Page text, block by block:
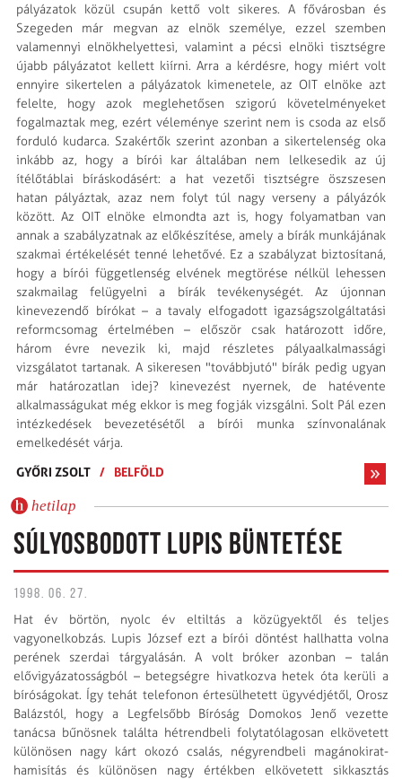
pályázatok közül csupán kettő volt sikeres. A fővárosban és
Szegeden már megvan az elnök személye, ezzel szemben
valamennyi elnökhelyettesi, valamint a pécsi elnöki tisztségre
újabb pályázatot kellett kiírni. Arra a kérdésre, hogy miért volt
ennyire sikertelen a pályázatok kimenetele, az OIT elnöke azt
felelte, hogy azok meglehetősen szigorú követelményeket
fogalmaztak meg, ezért véleménye szerint nem is csoda az első
forduló kudarca. Szakértők szerint azonban a sikertelenség oka
inkább az, hogy a bírói kar általában nem lelkesedik az új
ítélőtáblai bíráskodásért: a hat vezetői tisztségre öszszesen
hatan pályáztak, azaz nem folyt túl nagy verseny a pályázók
között. Az OIT elnöke elmondta azt is, hogy folyamatban van
annak a szabályzatnak az előkészítése, amely a bírák munkájának
szakmai értékelését tenné lehetővé. Ez a szabályzat biztosítaná,
hogy a bírói függetlenség elvének megtörése nélkül lehessen
szakmailag felügyelni a bírák tevékenységét. Az újonnan
kinevezendő bírókat – a tavaly elfogadott igazságszolgáltatási
reformcsomag értelmében – először csak határozott időre,
három évre nevezik ki, majd részletes pályaalkalmassági
vizsgálatot tartanak. A sikeresen "továbbjutó" bírák pedig ugyan
már határozatlan idej? kinevezést nyernek, de hatévente
alkalmasságukat még ekkor is meg fogják vizsgálni. Solt Pál ezen
intézkedések bevezetésétől a bírói munka színvonalának
emelkedését várja.
GYŐRI ZSOLT / BELFÖLD
hetilap
SÚLYOSBODOTT LUPIS BÜNTETÉSE
1998. 06. 27.
Hat év börtön, nyolc év eltiltás a közügyektől és teljes
vagyonelkobzás. Lupis József ezt a bírói döntést hallhatta volna
perének szerdai tárgyalásán. A volt bróker azonban – talán
elővigyázatosságból – betegségre hivatkozva hetek óta kerüli a
bíróságokat. Így tehát telefonon értesülhetett ügyvédjétől, Orosz
Balázstól, hogy a Legfelsőbb Bíróság Domokos Jenő vezette
tanácsa bűnösnek találta hétrendbeli folytatólagosan elkövetett
különösen nagy kárt okozó csalás, négyrendbeli magánokirat-
hamisítás és különösen nagy értékben elkövetett sikkasztás